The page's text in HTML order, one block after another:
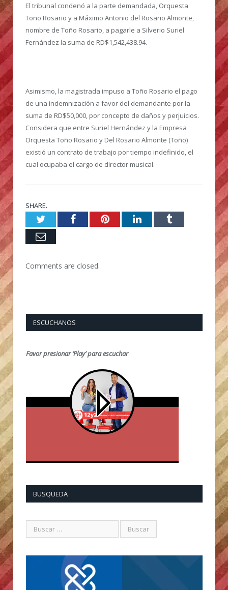
El tribunal condenó a la parte demandada, Orquesta
Toño Rosario y a Máximo Antonio del Rosario Almonte,
nombre de Toño Rosario, a pagarle a Silverio Suriel
Fernández la suma de RD$1,542,438.94.
Asimismo, la magistrada impuso a Toño Rosario el pago
de una indemnización a favor del demandante por la
suma de RD$50,000, por concepto de daños y perjuicios.
Considera que entre Suriel Hernández y la Empresa
Orquesta Toño Rosario y Del Rosario Almonte (Toño)
existió un contrato de trabajo por tiempo indefinido, el
cual ocupaba el cargo de director musical.
SHARE.
TwitterFacebookPinterestLinkedInTumblr
Email
Comments are closed.
ESCUCHANOS
Favor presionar ‘Play’ para escuchar
BUSQUEDA